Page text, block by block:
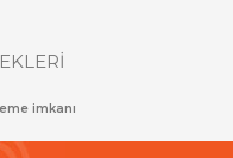
imkanı